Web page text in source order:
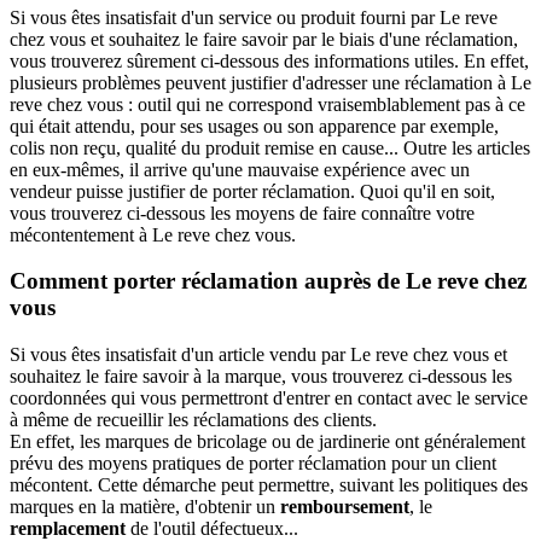
Si vous êtes insatisfait d'un service ou produit fourni par Le reve
chez vous et souhaitez le faire savoir par le biais d'une réclamation,
vous trouverez sûrement ci-dessous des informations utiles. En effet,
plusieurs problèmes peuvent justifier d'adresser une réclamation à Le
reve chez vous : outil qui ne correspond vraisemblablement pas à ce
qui était attendu, pour ses usages ou son apparence par exemple,
colis non reçu, qualité du produit remise en cause... Outre les articles
en eux-mêmes, il arrive qu'une mauvaise expérience avec un
vendeur puisse justifier de porter réclamation. Quoi qu'il en soit,
vous trouverez ci-dessous les moyens de faire connaître votre
mécontentement à Le reve chez vous.
Comment porter réclamation auprès de Le reve chez
vous
Si vous êtes insatisfait d'un article vendu par Le reve chez vous et
souhaitez le faire savoir à la marque, vous trouverez ci-dessous les
coordonnées qui vous permettront d'entrer en contact avec le service
à même de recueillir les réclamations des clients.
En effet, les marques de bricolage ou de jardinerie ont généralement
prévu des moyens pratiques de porter réclamation pour un client
mécontent. Cette démarche peut permettre, suivant les politiques des
marques en la matière, d'obtenir un remboursement, le
remplacement de l'outil défectueux...